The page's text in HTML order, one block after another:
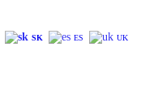
SK ES UK